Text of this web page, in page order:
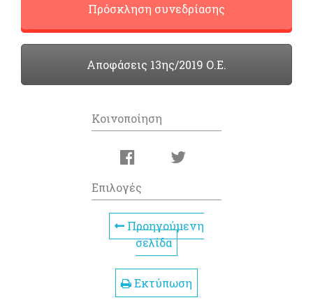
Πρόσκληση συνεδρίασης
Αποφάσεις 13ης/2019 Ο.Ε.
Κοινοποίηση
Επιλογές
Προηγούμενη
σελίδα
Εκτύπωση